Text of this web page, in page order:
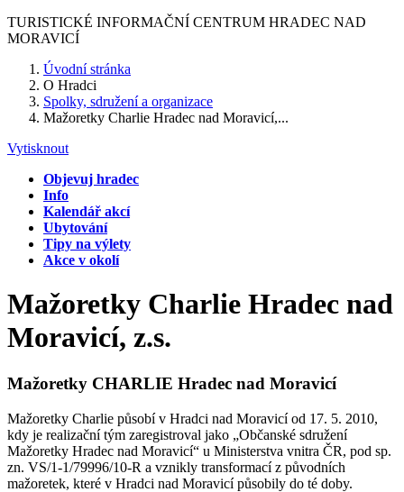
TURISTICKÉ INFORMAČNÍ CENTRUM HRADEC NAD
MORAVICÍ
Úvodní stránka
O Hradci
Spolky, sdružení a organizace
Mažoretky Charlie Hradec nad Moravicí,...
Vytisknout
Objevuj hradec
Info
Kalendář akcí
Ubytování
Tipy na výlety
Akce v okolí
Mažoretky Charlie Hradec nad
Moravicí, z.s.
Mažoretky CHARLIE Hradec nad Moravicí
Mažoretky Charlie působí v Hradci nad Moravicí od 17. 5. 2010,
kdy je realizační tým zaregistroval jako „Občanské sdružení
Mažoretky Hradec nad Moravicí“ u Ministerstva vnitra ČR, pod sp.
zn. VS/1-1/79996/10-R a vznikly transformací z původních
mažoretek, které v Hradci nad Moravicí působily do té doby.